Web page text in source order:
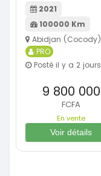
2021
100000 Km
Abidjan (Cocody)
PRO
Posté il y a 2 jours
9 800 000
FCFA
En vente
Voir détails